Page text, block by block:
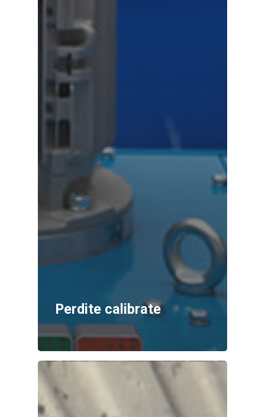
Perdite calibrate